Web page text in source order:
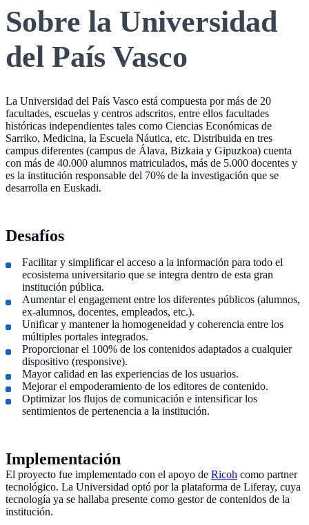
Sobre la Universidad
del País Vasco
La Universidad del País Vasco está compuesta por más de 20
facultades, escuelas y centros adscritos, entre ellos facultades
históricas independientes tales como Ciencias Económicas de
Sarriko, Medicina, la Escuela Náutica, etc. Distribuida en tres
campus diferentes (campus de Álava, Bizkaia y Gipuzkoa) cuenta
con más de 40.000 alumnos matriculados, más de 5.000 docentes y
es la institución responsable del 70% de la investigación que se
desarrolla en Euskadi.
Desafíos
Facilitar y simplificar el acceso a la información para todo el
ecosistema universitario que se integra dentro de esta gran
institución pública.
Aumentar el engagement entre los diferentes públicos (alumnos,
ex-alumnos, docentes, empleados, etc.).
Unificar y mantener la homogeneidad y coherencia entre los
múltiples portales integrados.
Proporcionar el 100% de los contenidos adaptados a cualquier
dispositivo (responsive).
Mayor calidad en las experiencias de los usuarios.
Mejorar el empoderamiento de los editores de contenido.
Optimizar los flujos de comunicación e intensificar los
sentimientos de pertenencia a la institución.
Implementación
El proyecto fue implementado con el apoyo de Ricoh como partner
tecnológico. La Universidad optó por la plataforma de Liferay, cuya
tecnología ya se hallaba presente como gestor de contenidos de la
institución.